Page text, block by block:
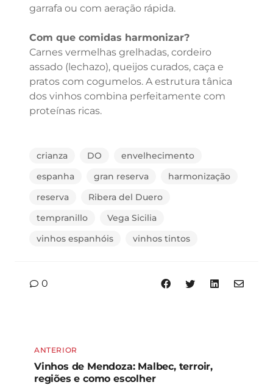
garrafa ou com aeração rápida.
Com que comidas harmonizar?
Carnes vermelhas grelhadas, cordeiro
assado (lechazo), queijos curados, caça e
pratos com cogumelos. A estrutura tânica
dos vinhos combina perfeitamente com
proteínas ricas.
crianza DO
envelhecimento
espanha
gran reserva
harmonização
reserva
Ribera del Duero
tempranillo
Vega Sicilia
vinhos espanhóis
vinhos tintos
0
ANTERIOR
Vinhos de Mendoza: Malbec, terroir,
regiões e como escolher